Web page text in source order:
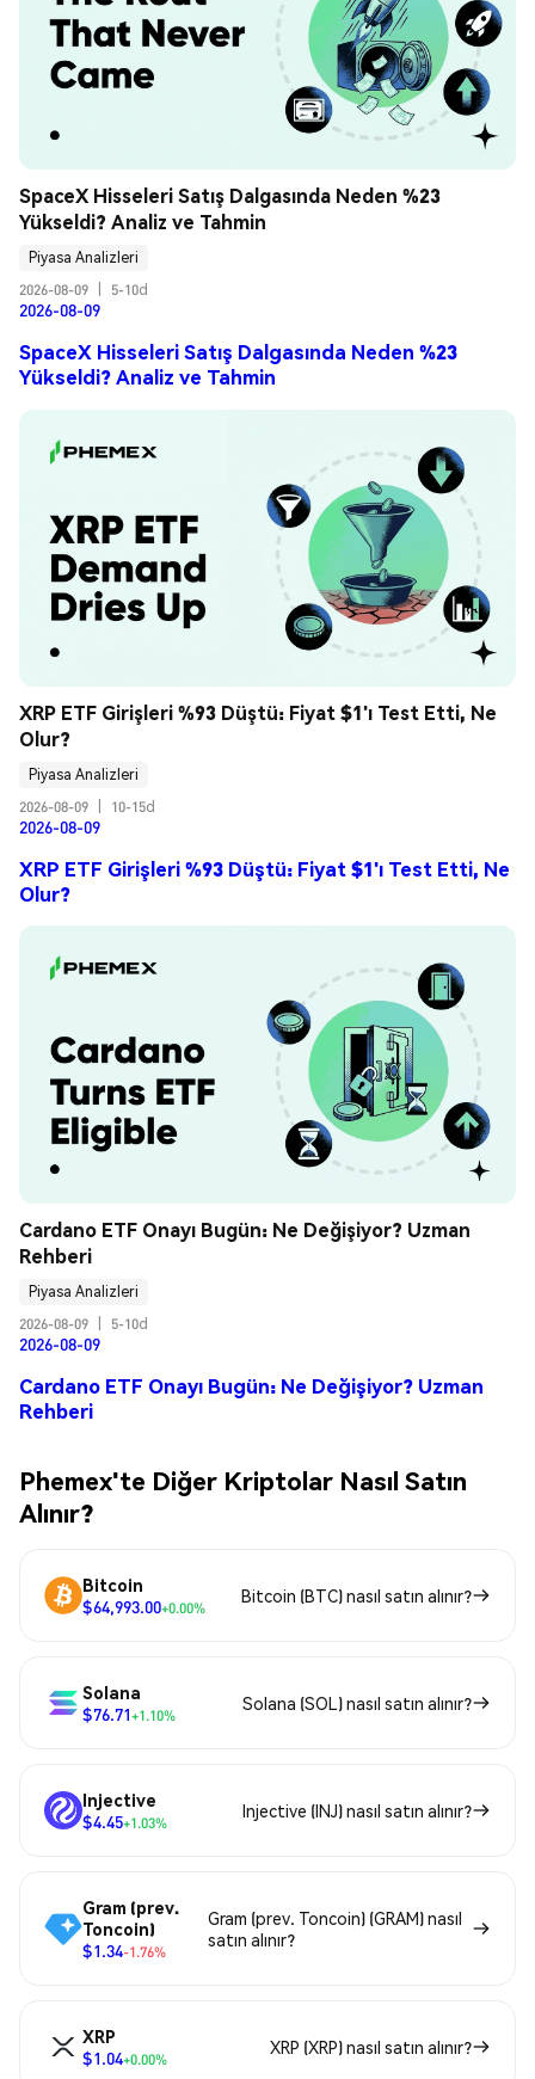
SpaceX Hisseleri Satış Dalgasında Neden %23
Yükseldi? Analiz ve Tahmin
Piyasa Analizleri
2026-08-09
5-10d
2026-08-09
SpaceX Hisseleri Satış Dalgasında Neden %23
Yükseldi? Analiz ve Tahmin
XRP ETF Girişleri %93 Düştü: Fiyat $1'ı Test Etti, Ne
Olur?
Piyasa Analizleri
2026-08-09
10-15d
2026-08-09
XRP ETF Girişleri %93 Düştü: Fiyat $1'ı Test Etti, Ne
Olur?
Cardano ETF Onayı Bugün: Ne Değişiyor? Uzman
Rehberi
Piyasa Analizleri
2026-08-09
5-10d
2026-08-09
Cardano ETF Onayı Bugün: Ne Değişiyor? Uzman
Rehberi
Phemex'te Diğer Kriptolar Nasıl Satın
Alınır?
Bitcoin
$64,993.00+0.00%
Bitcoin (BTC) nasıl satın alınır?
Solana
$76.71+1.10%
Solana (SOL) nasıl satın alınır?
Injective
$4.45+1.03%
Injective (INJ) nasıl satın alınır?
Gram (prev.
Toncoin)
$1.34-1.76%
Gram (prev. Toncoin) (GRAM) nasıl
satın alınır?
XRP
$1.04+0.00%
XRP (XRP) nasıl satın alınır?